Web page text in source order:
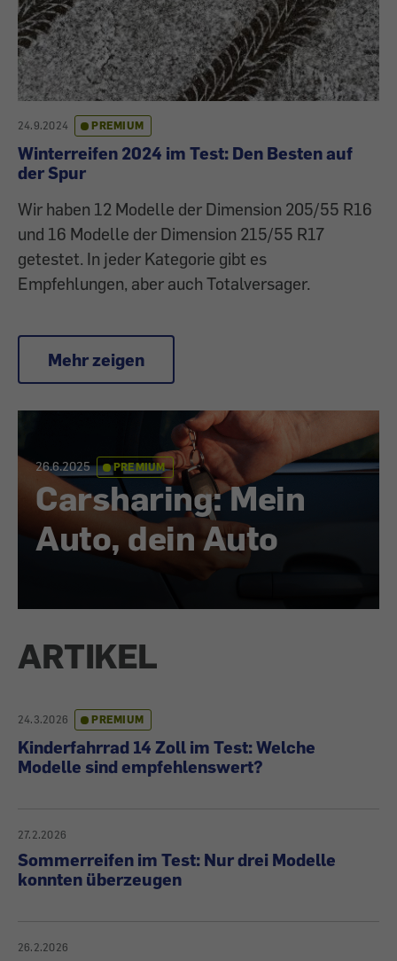
24.9.2024 PREMIUM
Winterreifen 2024 im Test: Den Besten auf
der Spur
Wir haben 12 Modelle der Dimension 205/55 R16
und 16 Modelle der Dimension 215/55 R17
getestet. In jeder Kategorie gibt es
Empfehlungen, aber auch Totalversager.
Mehr zeigen
26.6.2025 PREMIUM
Carsharing: Mein
Auto, dein Auto
ARTIKEL
24.3.2026 PREMIUM
Kinderfahrrad 14 Zoll im Test: Welche
Modelle sind empfehlenswert?
27.2.2026
Sommerreifen im Test: Nur drei Modelle
konnten überzeugen
26.2.2026